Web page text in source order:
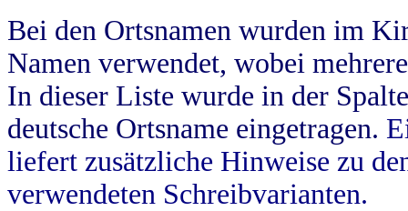
Bei den Ortsnamen wurden im
Namen verwendet, wobei
In dieser Liste wurde in der
deutsche Ortsname eingetragen.
liefert zusätzliche Hinweise zu
verwendeten Schreibvarianten.